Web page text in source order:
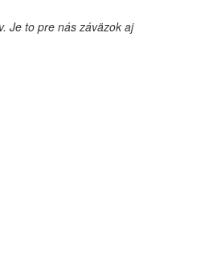
Je to pre nás záväzok aj